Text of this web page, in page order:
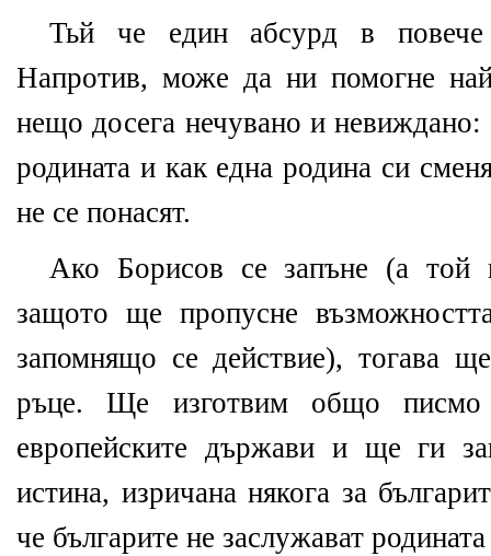
Тьй че един абсурд в
Напротив, може да ни помогне
нещо досега нечувано и
родината и как една родина си
не се понасят.
Ако Борисов се запъне (а
защото ще пропусне
запомнящо се действие), тогава
ръце. Ще изготвим общо писмо
европейските държави и ще ги
истина, изричана някога за
че българите не заслужават